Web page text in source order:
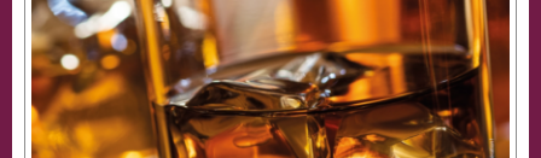
Un vin qui peut se boire dès maintenant mais qui
évoluera magnifiquement sur 5 à 7 ans.
ACCORDS :